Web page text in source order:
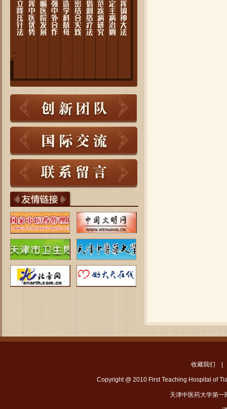
收藏我们
Copyright @ 2010 First Teaching Hospital of
天津中医药大学第